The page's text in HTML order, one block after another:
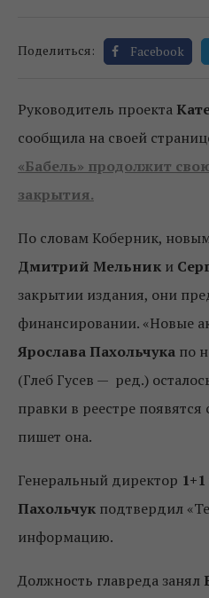
Поделиться: Facebook
Руководитель проекта
сообщила на своей
«Бабель» продолжит
закрытия.
По словам Коберник,
Дмитрий Мельник и
закрытии издания, они
финансировании. «Новые
Ярослава Пахольчука по
(Глеб Гусев — ред.)
правки в реестре появятся
пишет она.
Генеральный директор
Пахольчук подтвердил
информацию.
Должность главреда занял